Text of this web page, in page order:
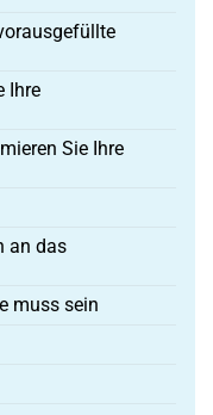
Ihre
Sie Ihre
an das
muss sein